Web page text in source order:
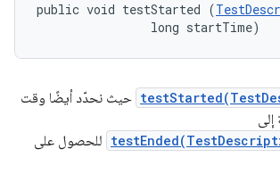
public void testStarted (
                long startTime)
حيث نحدّد أيضًا وقت
إلى
للحصول على